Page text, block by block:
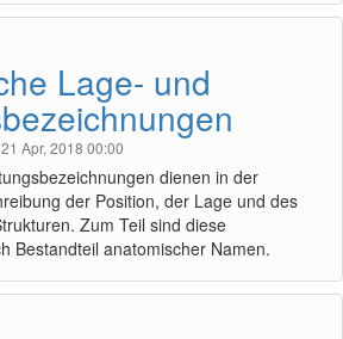
Lage- und
21 Apr, 2018 00:00
dienen in der
der Position, der Lage und des
Zum Teil sind diese
Bestandteil anatomischer Namen.